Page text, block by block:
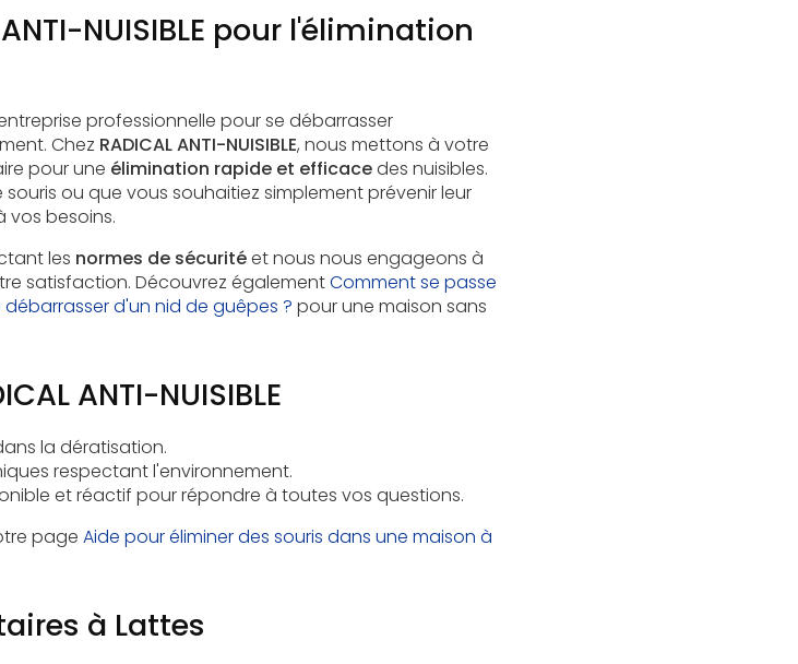
NUISIBLE pour l'élimination
professionnelle pour se débarrasser
Chez RADICAL ANTI-NUISIBLE, nous mettons à votre
pour une élimination rapide et efficacedes nuisibles.
ou que vous souhaitiez simplement prévenir leur
besoins.
les normes de sécuritéet nous nous engageons à
satisfaction. Découvrez égalementComment se passe
d'un nid de guêpes ? pour une maison sans
ANTI-NUISIBLE
la dératisation.
respectant l'environnement.
et réactif pour répondre à toutes vos questions.
page Aide pour éliminer des souris dans une maison à
à Lattes